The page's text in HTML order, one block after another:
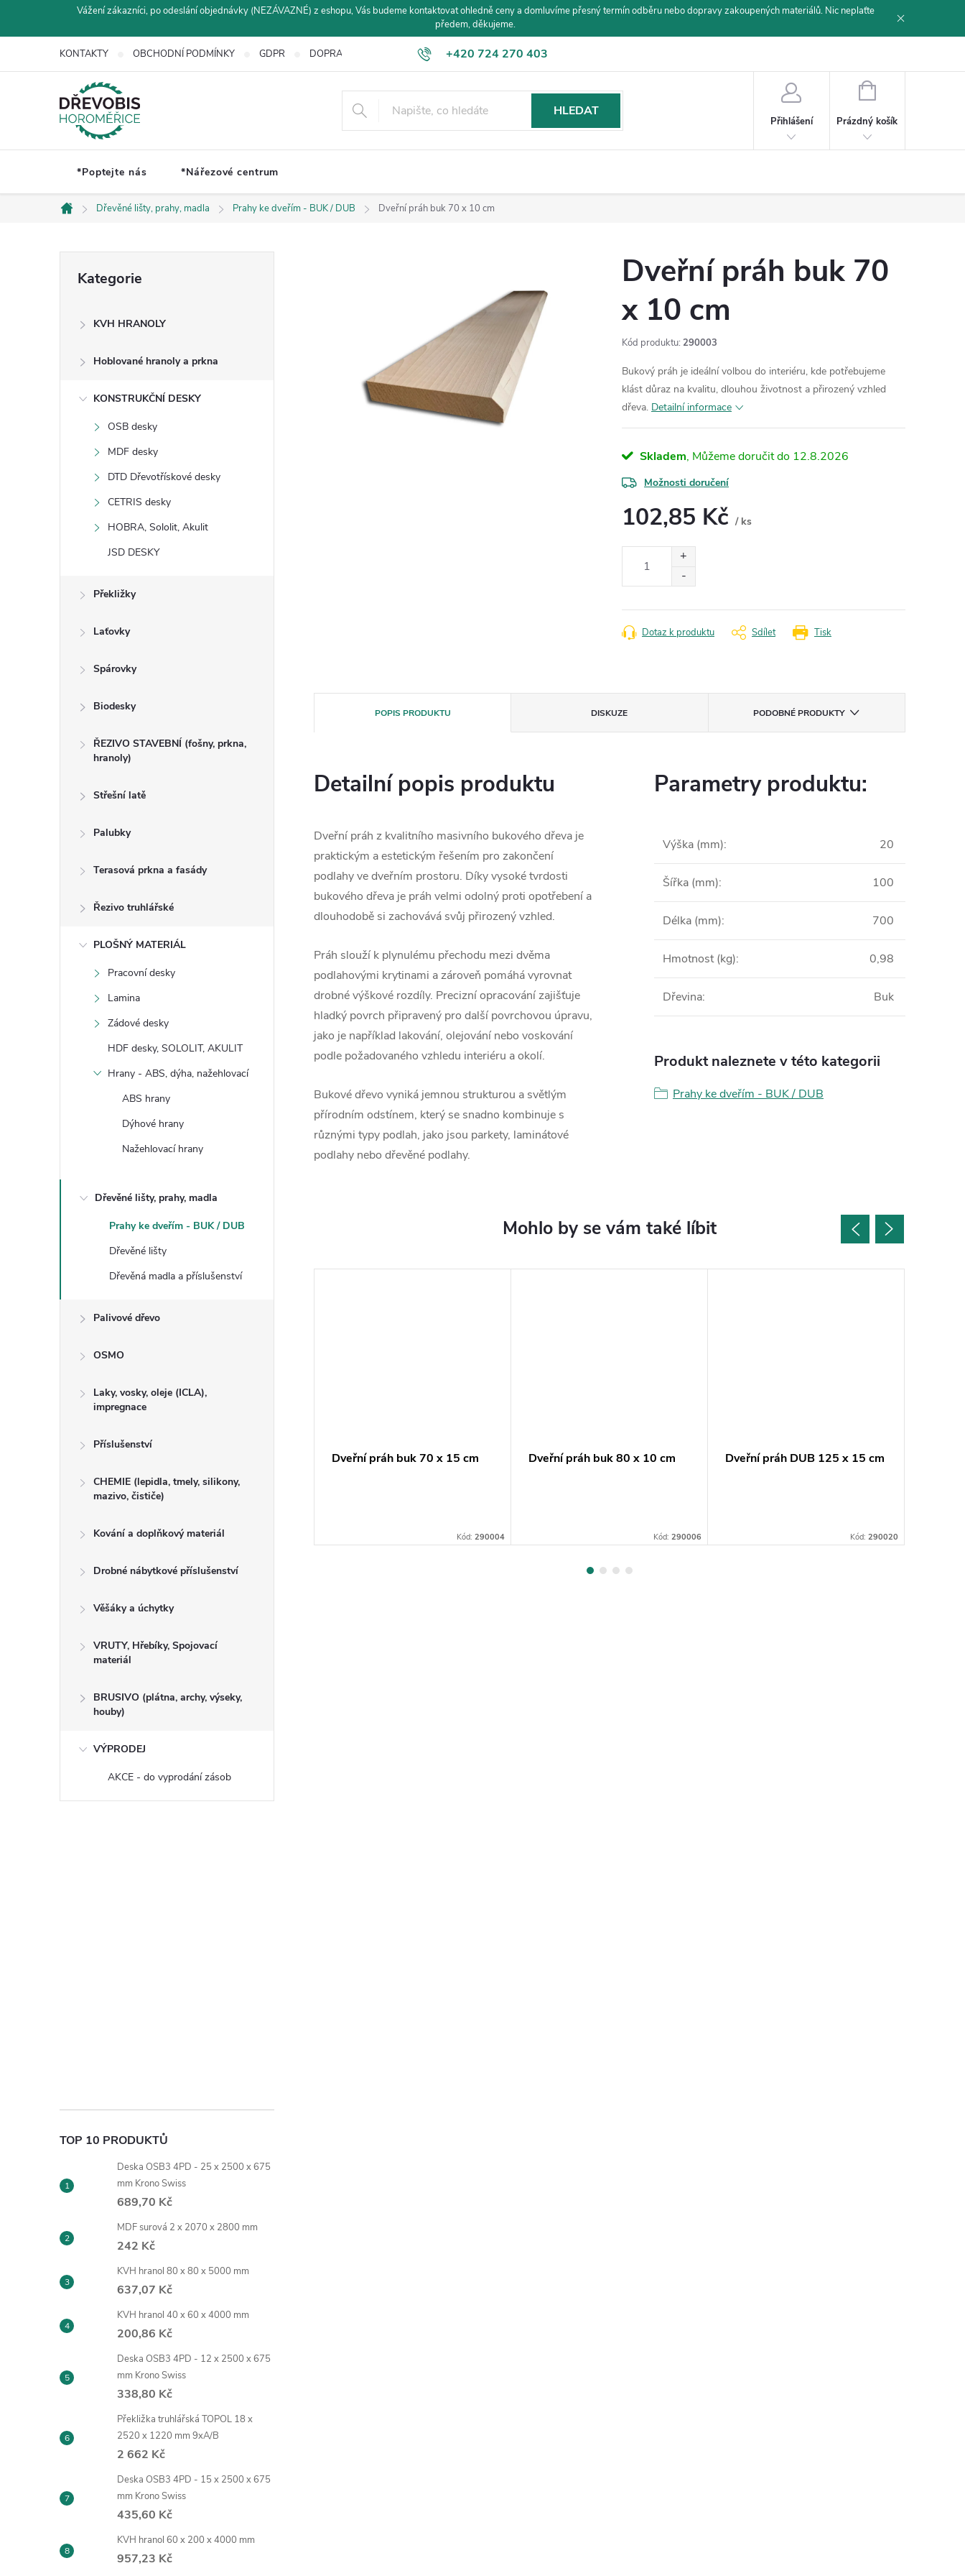
Vážení zákazníci, po odeslání objednávky (NEZÁVAZNÉ) z eshopu, Vás budeme kontaktovat ohledně ceny a domluvíme přesný termín odběru nebo dopravy zakoupených materiálů. Nic neplaťte
předem, děkujeme.
+420 724 270 403
KONTAKTY OBCHODNÍ PODMÍNKY GDPR DOPRAVA A PLATBA
HLEDAT
Přihlášení
NÁKUPNÍ
Prázdný košík
*Poptejte nás *Nářezové centrum
Domů
Dřevěné lišty, prahy, madla Prahy ke dveřím - BUK / DUB Dveřní práh buk 70 x 10 cm
kategorie
Kategorie
KVH HRANOLY
Hoblované hranoly a prkna
KONSTRUKČNÍ DESKY
OSB desky
MDF desky
DTD Dřevotřískové desky
CETRIS desky
HOBRA, Sololit, Akulit
JSD DESKY
Překližky
Laťovky
Spárovky
Biodesky
ŘEZIVO STAVEBNÍ (fošny, prkna,
hranoly)
Střešní latě
Palubky
Terasová prkna a fasády
Řezivo truhlářské
PLOŠNÝ MATERIÁL
Pracovní desky
Lamina
Zádové desky
HDF desky, SOLOLIT, AKULIT
Hrany - ABS, dýha, nažehlovací
ABS hrany
Dýhové hrany
Nažehlovací hrany
Dřevěné lišty, prahy, madla
Prahy ke dveřím - BUK / DUB
Dřevěné lišty
Dřevěná madla a příslušenství
Palivové dřevo
OSMO
Laky, vosky, oleje (ICLA),
impregnace
Příslušenství
CHEMIE (lepidla, tmely, silikony,
mazivo, čističe)
Kování a doplňkový materiál
Drobné nábytkové příslušenství
Věšáky a úchytky
VRUTY, Hřebíky, Spojovací
materiál
BRUSIVO (plátna, archy, výseky,
houby)
VÝPRODEJ
AKCE - do vyprodání zásob
TOP 10 PRODUKTŮ
Deska OSB3 4PD - 25 x 2500 x 675
mm Krono Swiss
689,70 Kč
MDF surová 2 x 2070 x 2800 mm
242 Kč
KVH hranol 80 x 80 x 5000 mm
637,07 Kč
KVH hranol 40 x 60 x 4000 mm
200,86 Kč
Deska OSB3 4PD - 12 x 2500 x 675
mm Krono Swiss
338,80 Kč
Překližka truhlářská TOPOL 18 x
2520 x 1220 mm 9xA/B
2 662 Kč
Deska OSB3 4PD - 15 x 2500 x 675
mm Krono Swiss
435,60 Kč
KVH hranol 60 x 200 x 4000 mm
957,23 Kč
Dveřní práh buk 70
x 10 cm
Kód produktu: 290003
Bukový práh je ideální volbou do interiéru, kde potřebujeme
klást důraz na kvalitu, dlouhou životnost a přirozený vzhled
dřeva. Detailní informace
Skladem 12.8.2026
Možnosti doručení
102,85 Kč / ks
Tisk
Dotaz k produktu Sdílet
POPIS PRODUKTU DISKUZE PODOBNÉ PRODUKTY
Detailní popis produktu
Dveřní práh z kvalitního masivního bukového dřeva je
praktickým a estetickým řešením pro zakončení
podlahy ve dveřním prostoru. Díky vysoké tvrdosti
bukového dřeva je práh velmi odolný proti opotřebení a
dlouhodobě si zachovává svůj přirozený vzhled.
Práh slouží k plynulému přechodu mezi dvěma
podlahovými krytinami a zároveň pomáhá vyrovnat
drobné výškové rozdíly. Precizní opracování zajišťuje
hladký povrch připravený pro další povrchovou úpravu,
jako je například lakování, olejování nebo voskování
podle požadovaného vzhledu interiéru a okolí.
Bukové dřevo vyniká jemnou strukturou a světlým
přírodním odstínem, který se snadno kombinuje s
různými typy podlah, jako jsou parkety, laminátové
podlahy nebo dřevěné podlahy.
Parametry produktu:
Výška (mm): 20
Šířka (mm): 100
Délka (mm): 700
Hmotnost (kg): 0,98
Dřevina: Buk
Produkt naleznete v této kategorii
Prahy ke dveřím - BUK / DUB
Kód:290020
Dveřní práh buk 70 x 15 cm
Kód: 290004
Dveřní práh buk 80 x 10 cm
Kód: 290006
Dveřní práh DUB 125 x 15 cm
Kód: 290020